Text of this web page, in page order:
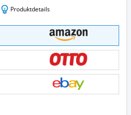
Produktdetails